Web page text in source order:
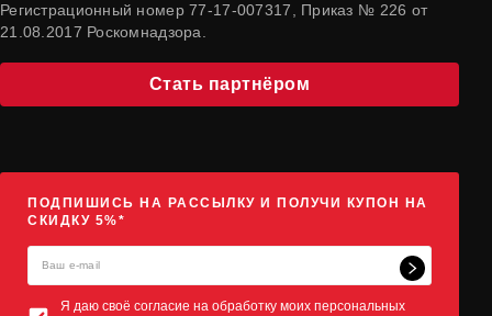
Регистрационный номер 77-17-007317, Приказ № 226 от
21.08.2017 Роскомнадзора.
Стать партнёром
ПОДПИШИСЬ НА РАССЫЛКУ И ПОЛУЧИ КУПОН НА
СКИДКУ 5%*
Я даю своё согласие на обработку моих персональных